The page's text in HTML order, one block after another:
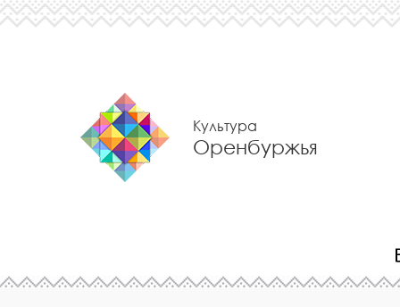
Культура
Оренбуржья